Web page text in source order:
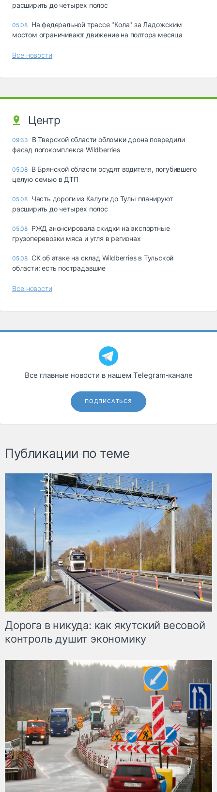
расширить до четырех полос
05.08 На федеральной трассе "Кола" за Ладожским
мостом ограничивают движение на полтора месяца
Все новости
Центр
09:33
В Тверской области обломки дрона повредили
фасад логокомплекса Wildberries
05.08 В Брянской области осудят водителя, погубившего
целую семью в ДТП
05.08 Часть дороги из Калуги до Тулы планируют
расширить до четырех полос
05.08 РЖД анонсировала скидки на экспортные
грузоперевозки мяса и угля в регионах
05.08 СК об атаке на склад Wildberries в Тульской
области: есть пострадавшие
Все новости
Все главные новости в нашем Telegram‑канале
ПОДПИСАТЬСЯ
Публикации по теме
Дорога в никуда: как якутский весовой
контроль душит экономику